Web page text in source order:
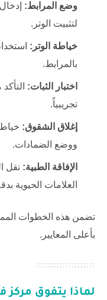
وضع المرابط:
لتثبيت الوتر.
خياطة الوتر:
بالمرابط.
اختبار الثبات:
تجريبياً.
إغلاق الشقوق:
ووضع الضمادات.
الإفاقة الطبية: نقل
العلامات الحيوية
تضمن هذه الخطوات
بأعلى المعايير.
لماذا يتفوق مركز